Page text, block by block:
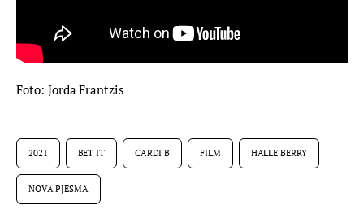
Foto: Jorda Frantzis
2021 BET IT CARDI B FILM HALLE BERRY
NOVA PJESMA